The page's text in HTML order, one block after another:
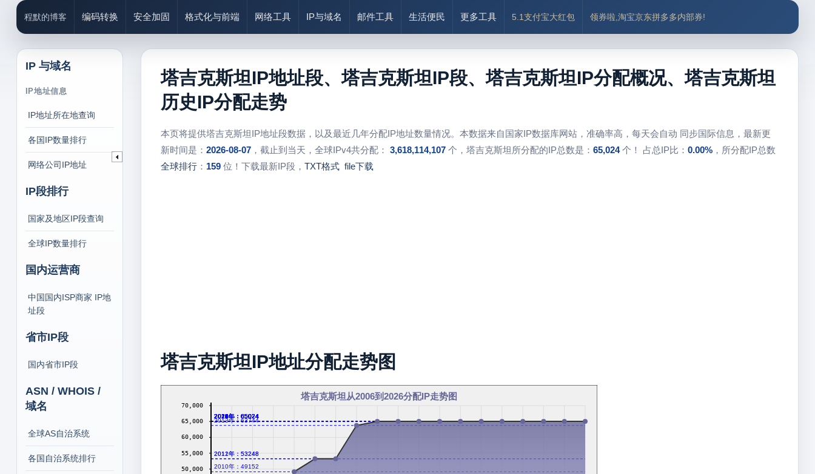
程默的博客 编码转换 安全加固 格式化与前端 网络工具 IP与域名 邮件工具 生活便民 更多工具 5.1支付宝大红包 领券啦,淘宝京东拼多多内部券!
IP 与域名
IP地址信息
IP地址所在地查询
各国IP数量排行
网络公司IP地址
IP段排行
国家及地区IP段查询
全球IP数量排行
国内运营商
中国国内ISP商家 IP地
址段
省市IP段
国内省市IP段
ASN / WHOIS /
域名
全球AS自治系统
各国自治系统排行
塔吉克斯坦IP地址段、塔吉克斯坦IP段、塔吉克斯坦IP分配概况、塔吉克斯坦
历史IP分配走势
本页将提供塔吉克斯坦IP地址段数据，以及最近几年分配IP地址数量情况。本数据来自国家IP数据库网站，准确率高，每天会自动 同步国际信息，最新更
新时间是： 2026-08-07，截止到当天，全球IPv4共分配： 3,618,114,107个，塔吉克斯坦所分配的IP总数是： 65,024个！ 占总IP比： 0.00%，所分配IP总数
全球排行： 159位！下载最新IP段， TXT格式 file下载
塔吉克斯坦IP地址分配走势图
塔吉克斯坦从2006到2026分配IP走势图
2010年：49152
2011年：53248
2012年：53248
2013年：63744
2014年：65024
2016年：65024
2017年：65024
2018年：65024
2019年：65024
2020年：65024
2021年：65024
2022年：65024
2023年：65024
2024年：65024
2026年：65024
50,000
55,000
60,000
65,000
70,000